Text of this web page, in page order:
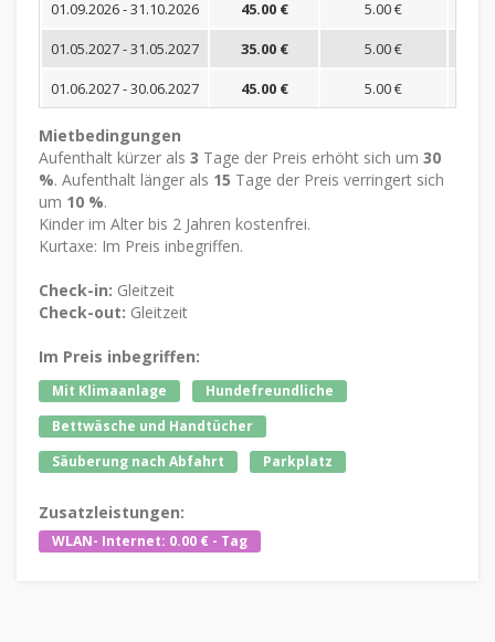
01.09.2026 - 31.10.2026
45.00 €
5.00 €
01.05.2027 - 31.05.2027
35.00 €
5.00 €
01.06.2027 - 30.06.2027
45.00 € 5.00 €
Mietbedingungen
Aufenthalt kürzer als 3 Tage der Preis erhöht sich um 30
%. Aufenthalt länger als 15 Tage der Preis verringert sich
um 10 %.
Kinder im Alter bis 2 Jahren kostenfrei.
Kurtaxe: Im Preis inbegriffen.
Check-in: Gleitzeit
Check-out: Gleitzeit
Im Preis inbegriffen:
Mit Klimaanlage
Hundefreundliche
Bettwäsche und Handtücher
Säuberung nach Abfahrt
Parkplatz
Zusatzleistungen:
WLAN- Internet: 0.00 € - Tag